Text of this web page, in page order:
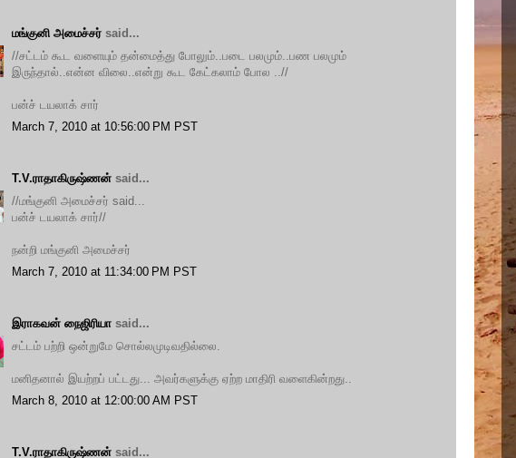
மங்குனி அமைச்சர் said...
//சட்டம் கூட வளையும் தன்மைத்து போலும்..படை பலமும்..பண பலமும்
இருந்தால்..என்ன விலை..என்று கூட கேட்கலாம் போல ..//
பன்ச் டயலாக் சார்
March 7, 2010 at 10:56:00 PM PST
T.V.ராதாகிருஷ்ணன் said...
//மங்குனி அமைச்சர் said...
பன்ச் டயலாக் சார்//
நன்றி மங்குனி அமைச்சர்
March 7, 2010 at 11:34:00 PM PST
இராகவன் நைஜிரியா said...
சட்டம் பற்றி ஒன்றுமே சொல்லமுடிவதில்லை.
மனிதனால் இயற்றப் பட்டது... அவர்களுக்கு ஏற்ற மாதிரி வளைகின்றது..
March 8, 2010 at 12:00:00 AM PST
T.V.ராதாகிருஷ்ணன் said...